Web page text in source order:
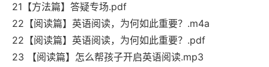
21【方法篇】答疑专场.pdf
22【阅读篇】英语阅读，为何如此重要？.m4a
22【阅读篇】英语阅读，为何如此重要？.pdf
23 【阅读篇】怎么帮孩子开启英语阅读.mp3